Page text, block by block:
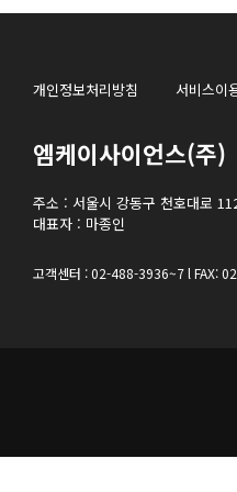
개인정보처리방침 서비스이
엠케이사이언스(주)
주소 : 서울시 강동구 천호대로
대표자 : 마종인
고객센터 : 02-488-3936~7 l FAX: